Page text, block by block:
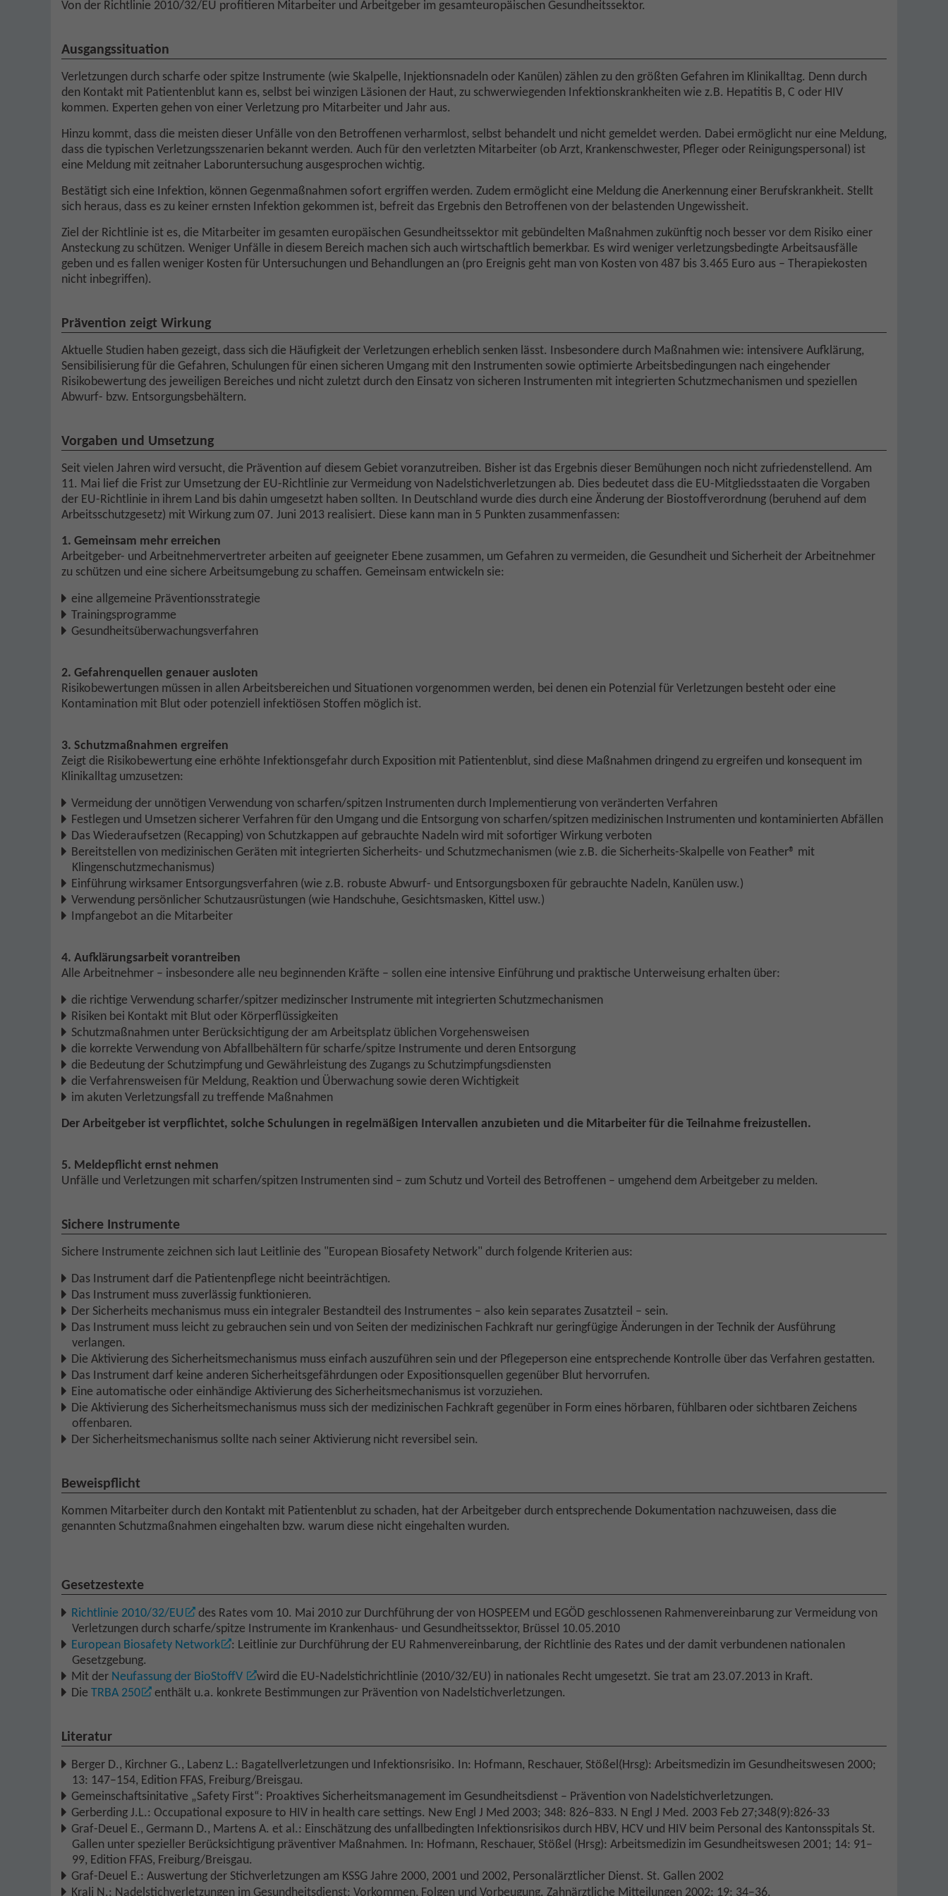
Von der Richtlinie 2010/32/EU profitieren Mitarbeiter und Arbeitgeber im gesamteuropäischen Gesundheitssektor.
Ausgangssituation
Verletzungen durch scharfe oder spitze Instrumente (wie Skalpelle, Injektionsnadeln oder Kanülen) zählen zu den größten Gefahren im Klinikalltag. Denn durch
den Kontakt mit Patientenblut kann es, selbst bei winzigen Läsionen der Haut, zu schwerwiegenden Infektionskrankheiten wie z.B. Hepatitis B, C oder HIV
kommen. Experten gehen von einer Verletzung pro Mitarbeiter und Jahr aus.
Hinzu kommt, dass die meisten dieser Unfälle von den Betroffenen verharmlost, selbst behandelt und nicht gemeldet werden. Dabei ermöglicht nur eine Meldung,
dass die typischen Verletzungsszenarien bekannt werden. Auch für den verletzten Mitarbeiter (ob Arzt, Krankenschwester, Pfleger oder Reinigungspersonal) ist
eine Meldung mit zeitnaher Laboruntersuchung ausgesprochen wichtig.
Bestätigt sich eine Infektion, können Gegenmaßnahmen sofort ergriffen werden. Zudem ermöglicht eine Meldung die Anerkennung einer Berufskrankheit. Stellt
sich heraus, dass es zu keiner ernsten Infektion gekommen ist, befreit das Ergebnis den Betroffenen von der belastenden Ungewissheit.
Ziel der Richtlinie ist es, die Mitarbeiter im gesamten europäischen Gesundheitssektor mit gebündelten Maßnahmen zukünftig noch besser vor dem Risiko einer
Ansteckung zu schützen. Weniger Unfälle in diesem Bereich machen sich auch wirtschaftlich bemerkbar. Es wird weniger verletzungsbedingte Arbeitsausfälle
geben und es fallen weniger Kosten für Untersuchungen und Behandlungen an (pro Ereignis geht man von Kosten von 487 bis 3.465 Euro aus – Therapiekosten
nicht inbegriffen).
Prävention zeigt Wirkung
Aktuelle Studien haben gezeigt, dass sich die Häufigkeit der Verletzungen erheblich senken lässt. Insbesondere durch Maßnahmen wie: intensivere Aufklärung,
Sensibilisierung für die Gefahren, Schulungen für einen sicheren Umgang mit den Instrumenten sowie optimierte Arbeitsbedingungen nach eingehender
Risikobewertung des jeweiligen Bereiches und nicht zuletzt durch den Einsatz von sicheren Instrumenten mit integrierten Schutzmechanismen und speziellen
Abwurf- bzw. Entsorgungsbehältern.
Vorgaben und Umsetzung
Seit vielen Jahren wird versucht, die Prävention auf diesem Gebiet voranzutreiben. Bisher ist das Ergebnis dieser Bemühungen noch nicht zufriedenstellend. Am
11. Mai lief die Frist zur Umsetzung der EU-Richtlinie zur Vermeidung von Nadelstichverletzungen ab. Dies bedeutet dass die EU-Mitgliedsstaaten die Vorgaben
der EU-Richtlinie in ihrem Land bis dahin umgesetzt haben sollten. In Deutschland wurde dies durch eine Änderung der Biostoffverordnung (beruhend auf dem
Arbeitsschutzgesetz) mit Wirkung zum 07. Juni 2013 realisiert. Diese kann man in 5 Punkten zusammenfassen:
1. Gemeinsam mehr erreichen
Arbeitgeber- und Arbeitnehmervertreter arbeiten auf geeigneter Ebene zusammen, um Gefahren zu vermeiden, die Gesundheit und Sicherheit der Arbeitnehmer
zu schützen und eine sichere Arbeitsumgebung zu schaffen. Gemeinsam entwickeln sie:
eine allgemeine Präventionsstrategie
Trainingsprogramme
Gesundheitsüberwachungsverfahren
2. Gefahrenquellen genauer ausloten
Risikobewertungen müssen in allen Arbeitsbereichen und Situationen vorgenommen werden, bei denen ein Potenzial für Verletzungen besteht oder eine
Kontamination mit Blut oder potenziell infektiösen Stoffen möglich ist.
3. Schutzmaßnahmen ergreifen
Zeigt die Risikobewertung eine erhöhte Infektionsgefahr durch Exposition mit Patientenblut, sind diese Maßnahmen dringend zu ergreifen und konsequent im
Klinikalltag umzusetzen:
Vermeidung der unnötigen Verwendung von scharfen/spitzen Instrumenten durch Implementierung von veränderten Verfahren
Festlegen und Umsetzen sicherer Verfahren für den Umgang und die Entsorgung von scharfen/spitzen medizinischen Instrumenten und kontaminierten Abfällen
Das Wiederaufsetzen (Recapping) von Schutzkappen auf gebrauchte Nadeln wird mit sofortiger Wirkung verboten
Bereitstellen von medizinischen Geräten mit integrierten Sicherheits- und Schutzmechanismen (wie z.B. die Sicherheits-Skalpelle von Feather® mit
Klingenschutzmechanismus)
Einführung wirksamer Entsorgungsverfahren (wie z.B. robuste Abwurf- und Entsorgungsboxen für gebrauchte Nadeln, Kanülen usw.)
Verwendung persönlicher Schutzausrüstungen (wie Handschuhe, Gesichtsmasken, Kittel usw.)
Impfangebot an die Mitarbeiter
4. Aufklärungsarbeit vorantreiben
Alle Arbeitnehmer – insbesondere alle neu beginnenden Kräfte – sollen eine intensive Einführung und praktische Unterweisung erhalten über:
die richtige Verwendung scharfer/spitzer medizinscher Instrumente mit integrierten Schutzmechanismen
Risiken bei Kontakt mit Blut oder Körperflüssigkeiten
Schutzmaßnahmen unter Berücksichtigung der am Arbeitsplatz üblichen Vorgehensweisen
die korrekte Verwendung von Abfallbehältern für scharfe/spitze Instrumente und deren Entsorgung
die Bedeutung der Schutzimpfung und Gewährleistung des Zugangs zu Schutzimpfungsdiensten
die Verfahrensweisen für Meldung, Reaktion und Überwachung sowie deren Wichtigkeit
im akuten Verletzungsfall zu treffende Maßnahmen
Der Arbeitgeber ist verpflichtet, solche Schulungen in regelmäßigen Intervallen anzubieten und die Mitarbeiter für die Teilnahme freizustellen.
5. Meldepflicht ernst nehmen
Unfälle und Verletzungen mit scharfen/spitzen Instrumenten sind – zum Schutz und Vorteil des Betroffenen – umgehend dem Arbeitgeber zu melden.
Sichere Instrumente
Sichere Instrumente zeichnen sich laut Leitlinie des "European Biosafety Network" durch folgende Kriterien aus:
Das Instrument darf die Patientenpflege nicht beeinträchtigen.
Das Instrument muss zuverlässig funktionieren.
Der Sicherheits mechanismus muss ein integraler Bestandteil des Instrumentes – also kein separates Zusatzteil – sein.
Das Instrument muss leicht zu gebrauchen sein und von Seiten der medizinischen Fachkraft nur geringfügige Änderungen in der Technik der Ausführung
verlangen.
Die Aktivierung des Sicherheitsmechanismus muss einfach auszuführen sein und der Pflegeperson eine entsprechende Kontrolle über das Verfahren gestatten.
Das Instrument darf keine anderen Sicherheitsgefährdungen oder Expositionsquellen gegenüber Blut hervorrufen.
Eine automatische oder einhändige Aktivierung des Sicherheitsmechanismus ist vorzuziehen.
Die Aktivierung des Sicherheitsmechanismus muss sich der medizinischen Fachkraft gegenüber in Form eines hörbaren, fühlbaren oder sichtbaren Zeichens
offenbaren.
Der Sicherheitsmechanismus sollte nach seiner Aktivierung nicht reversibel sein.
Beweispflicht
Kommen Mitarbeiter durch den Kontakt mit Patientenblut zu schaden, hat der Arbeitgeber durch entsprechende Dokumentation nachzuweisen, dass die
genannten Schutzmaßnahmen eingehalten bzw. warum diese nicht eingehalten wurden.
Gesetzestexte
Richtlinie 2010/32/EU
des Rates vom 10. Mai 2010 zur Durchführung der von HOSPEEM und EGÖD geschlossenen Rahmenvereinbarung zur Vermeidung von
Verletzungen durch scharfe/spitze Instrumente im Krankenhaus- und Gesundheitssektor, Brüssel 10.05.2010
European Biosafety Network
: Leitlinie zur Durchführung der EU Rahmenvereinbarung, der Richtlinie des Rates und der damit verbundenen nationalen
Gesetzgebung.
Mit der Neufassung der BioStoffV
wird die EU-Nadelstichrichtlinie (2010/32/EU) in nationales Recht umgesetzt. Sie trat am 23.07.2013 in Kraft.
Die TRBA 250 enthält u.a. konkrete Bestimmungen zur Prävention von Nadelstichverletzungen.
Literatur
Berger D., Kirchner G., Labenz L.: Bagatellverletzungen und Infektionsrisiko. In: Hofmann, Reschauer, Stößel(Hrsg): Arbeitsmedizin im Gesundheitswesen 2000;
13: 147–154, Edition FFAS, Freiburg/Breisgau.
Gemeinschaftsinitative „Safety First“: Proaktives Sicherheitsmanagement im Gesundheitsdienst – Prävention von Nadelstichverletzungen.
Gerberding J.L.: Occupational exposure to HIV in health care settings. New Engl J Med 2003; 348: 826–833. N Engl J Med. 2003 Feb 27;348(9):826-33
Graf-Deuel E., Germann D., Martens A. et al.: Einschätzung des unfallbedingten Infektionsrisikos durch HBV, HCV und HIV beim Personal des Kantonsspitals St.
Gallen unter spezieller Berücksichtigung präventiver Maßnahmen. In: Hofmann, Reschauer, Stößel (Hrsg): Arbeitsmedizin im Gesundheitswesen 2001; 14: 91–
99, Edition FFAS, Freiburg/Breisgau.
Graf-Deuel E.: Auswertung der Stichverletzungen am KSSG Jahre 2000, 2001 und 2002, Personalärztlicher Dienst. St. Gallen 2002
Kralj N.: Nadelstichverletzungen im Gesundheitsdienst: Vorkommen, Folgen und Vorbeugung. Zahnärztliche Mitteilungen 2002; 19: 34–36.